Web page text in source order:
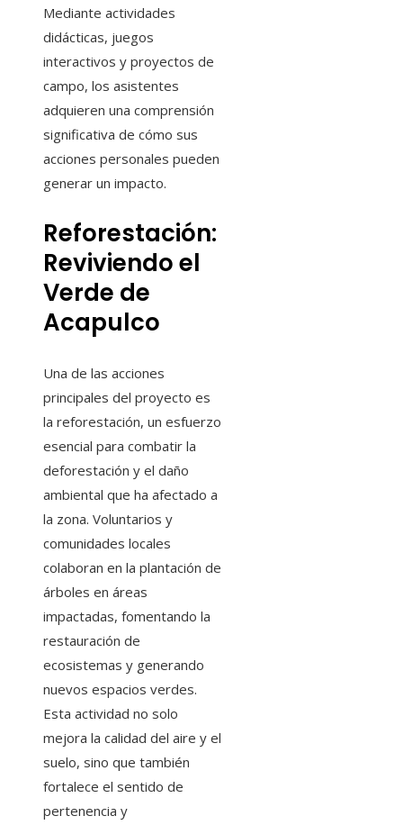
Mediante actividades
didácticas, juegos
interactivos y proyectos de
campo, los asistentes
adquieren una comprensión
significativa de cómo sus
acciones personales pueden
generar un impacto.
Reforestación:
Reviviendo el
Verde de
Acapulco
Una de las acciones
principales del proyecto es
la reforestación, un esfuerzo
esencial para combatir la
deforestación y el daño
ambiental que ha afectado a
la zona. Voluntarios y
comunidades locales
colaboran en la plantación de
árboles en áreas
impactadas, fomentando la
restauración de
ecosistemas y generando
nuevos espacios verdes.
Esta actividad no solo
mejora la calidad del aire y el
suelo, sino que también
fortalece el sentido de
pertenencia y